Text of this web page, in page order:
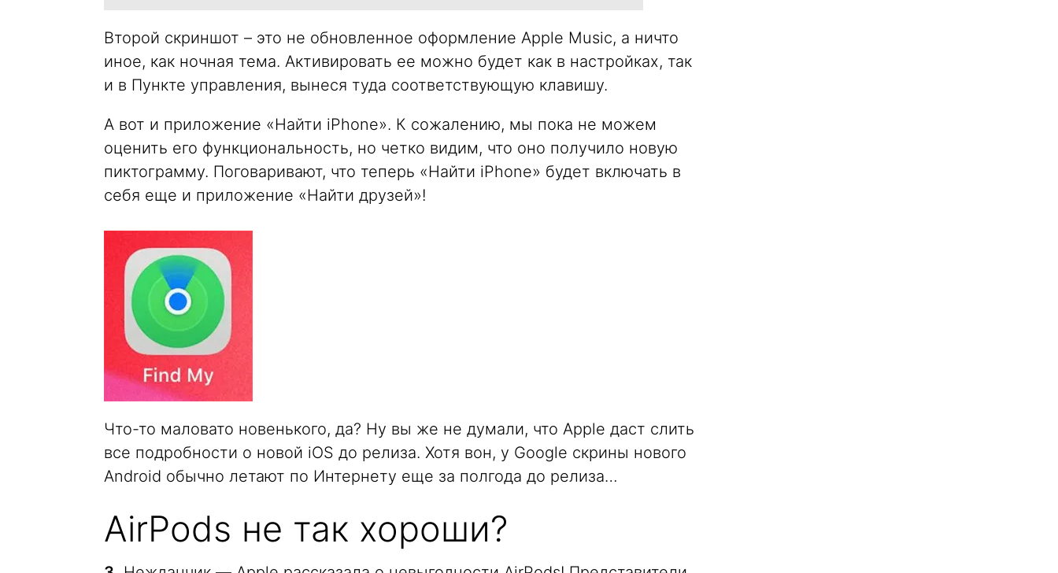
Второй скриншот – это не обновленное оформление Apple Music, а ничто
иное, как ночная тема. Активировать ее можно будет как в настройках, так
и в Пункте управления, вынеся туда соответствующую клавишу.
А вот и приложение «Найти iPhone». К сожалению, мы пока не можем
оценить его функциональность, но четко видим, что оно получило новую
пиктограмму. Поговаривают, что теперь «Найти iPhone» будет включать в
себя еще и приложение «Найти друзей»!
Что-то маловато новенького, да? Ну вы же не думали, что Apple даст слить
все подробности о новой iOS до релиза. Хотя вон, у Google скрины нового
Android обычно летают по Интернету еще за полгода до релиза…
AirPods не так хороши?